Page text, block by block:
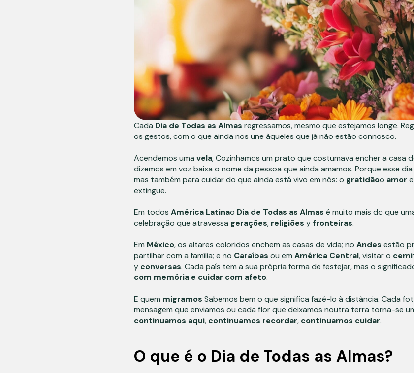
Cada Dia de Todas as Almas regressamos, mesmo que estejamos longe.
os gestos, com o que ainda nos une àqueles que já não estão connosco.
Acendemos uma vela, Cozinhamos um prato que costumava encher a casa
dizemos em voz baixa o nome da pessoa que ainda amamos. Porque esse
mas também para cuidar do que ainda está vivo em nós: o gratidãoo amor
extingue.
Em todos América Latinao Dia de Todas as Almas é muito mais do que
celebração que atravessa gerações, religiões yfronteiras.
Em México, os altares coloridos enchem as casas de vida; no Andes estão
partilhar com a família; e no Caraíbas ou em América Central, visitar o
y conversas. Cada país tem a sua própria forma de festejar, mas o
com memória e cuidar com afeto.
E quem migramos Sabemos bem o que significa fazê-lo à distância. Cada
mensagem que enviamos ou cada flor que deixamos noutra terra torna-se
continuamos aqui, continuamos recordar, continuamos cuidar.
O que é o Dia de Todas as Almas?